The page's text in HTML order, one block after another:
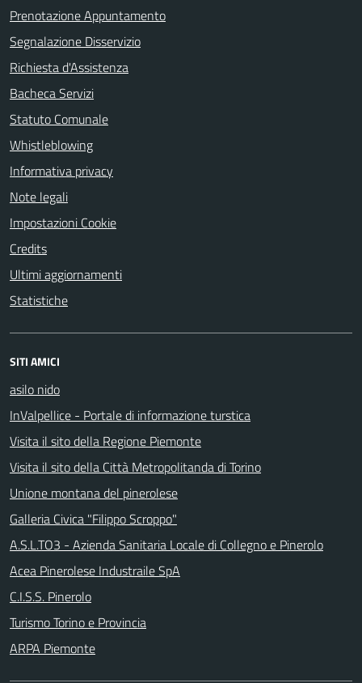
Prenotazione Appuntamento
Segnalazione Disservizio
Richiesta d'Assistenza
Bacheca Servizi
Statuto Comunale
Whistleblowing
Informativa privacy
Note legali
Impostazioni Cookie
Credits
Ultimi aggiornamenti
Statistiche
SITI AMICI
asilo nido
InValpellice - Portale di informazione turstica
Visita il sito della Regione Piemonte
Visita il sito della Città Metropolitanda di Torino
Unione montana del pinerolese
Galleria Civica "Filippo Scroppo"
A.S.L.TO3 - Azienda Sanitaria Locale di Collegno e Pinerolo
Acea Pinerolese Industraile SpA
C.I.S.S. Pinerolo
Turismo Torino e Provincia
ARPA Piemonte